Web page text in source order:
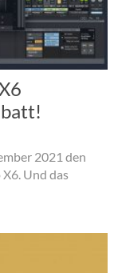
2021 den
Und das